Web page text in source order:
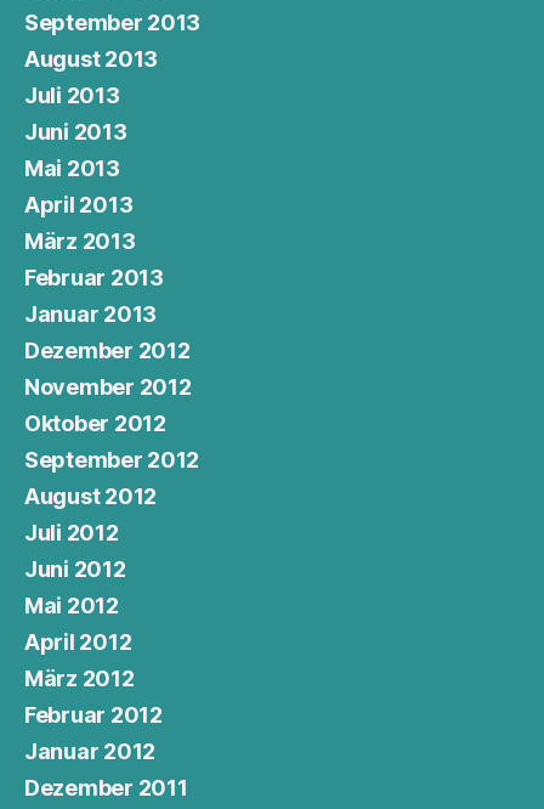
September 2013
August 2013
Juli 2013
Juni 2013
Mai 2013
April 2013
März 2013
Februar 2013
Januar 2013
Dezember 2012
November 2012
Oktober 2012
September 2012
August 2012
Juli 2012
Juni 2012
Mai 2012
April 2012
März 2012
Februar 2012
Januar 2012
Dezember 2011